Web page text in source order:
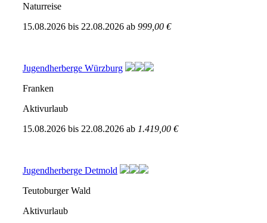
Naturreise
15.08.2026 bis 22.08.2026 ab 999,00 €
Jugendherberge Würzburg
Franken
Aktivurlaub
15.08.2026 bis 22.08.2026 ab 1.419,00 €
Jugendherberge Detmold
Teutoburger Wald
Aktivurlaub